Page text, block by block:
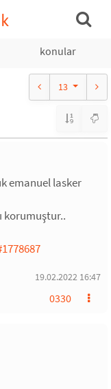
konular
13
emanuel lasker
korumuştur..
19.02.2022 16:47
0330